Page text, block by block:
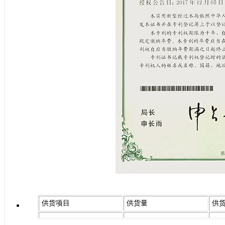
供货项目 供货量 供